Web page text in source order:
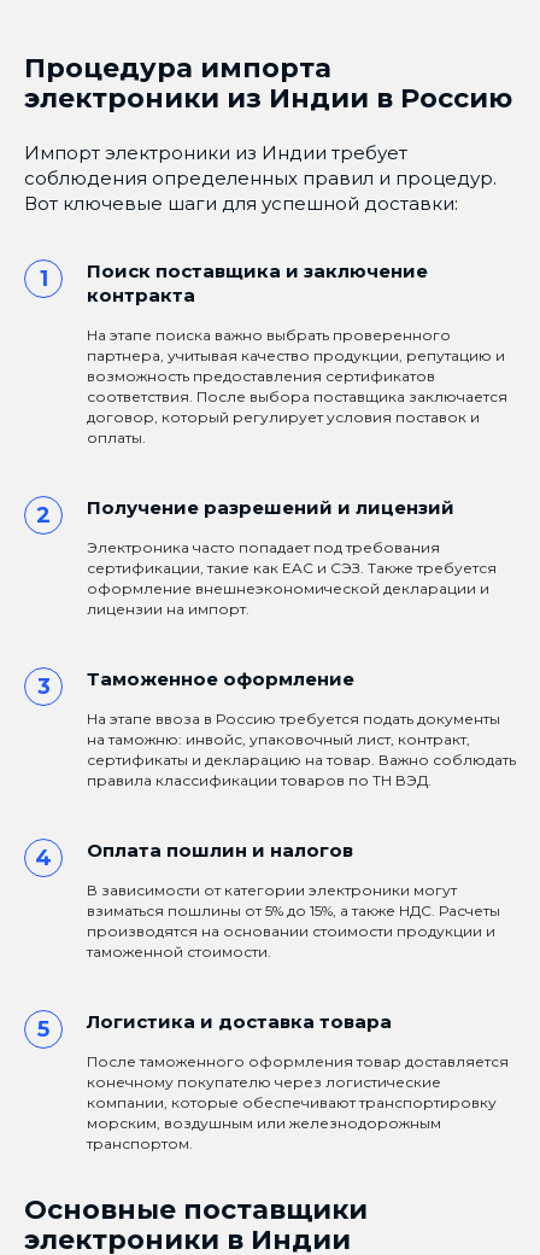
Процедура импорта
электроники из Индии в Россию
Импорт электроники из Индии требует
соблюдения определенных правил и процедур.
Вот ключевые шаги для успешной доставки:
Поиск поставщика и заключение
контракта
На этапе поиска важно выбрать проверенного
партнера, учитывая качество продукции, репутацию и
возможность предоставления сертификатов
соответствия. После выбора поставщика заключается
договор, который регулирует условия поставок и
оплаты.
Получение разрешений и лицензий
Электроника часто попадает под требования
сертификации, такие как EAC и СЭЗ. Также требуется
оформление внешнеэкономической декларации и
лицензии на импорт.
Таможенное оформление
На этапе ввоза в Россию требуется подать документы
на таможню: инвойс, упаковочный лист, контракт,
сертификаты и декларацию на товар. Важно соблюдать
правила классификации товаров по ТН ВЭД.
Оплата пошлин и налогов
В зависимости от категории электроники могут
взиматься пошлины от 5% до 15%, а также НДС. Расчеты
производятся на основании стоимости продукции и
таможенной стоимости.
Логистика и доставка товара
После таможенного оформления товар доставляется
конечному покупателю через логистические
компании, которые обеспечивают транспортировку
морским, воздушным или железнодорожным
транспортом.
Основные поставщики
электроники в Индии